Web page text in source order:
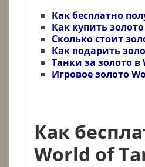
Как бесплатно
Как купить
Сколько стоит
Как подарить
Танки за золото в
Игровое золото
Как
World of